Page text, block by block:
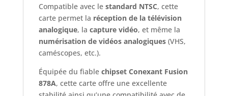
Compatible avec le standard NTSC, cette
carte permet la réception de la télévision
analogique, la capture vidéo, et même la
numérisation de vidéos analogiques(VHS,
caméscopes, etc.).
Équipée du fiable chipset Conexant Fusion
878A, cette carte offre une excellente